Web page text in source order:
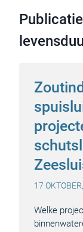
17
Welke